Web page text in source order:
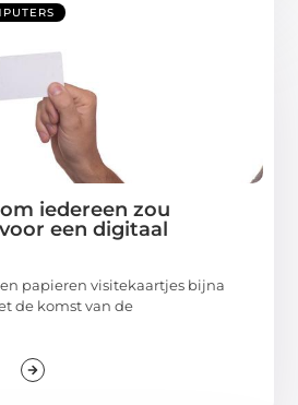
iedereen zou
een digitaal
papieren visitekaartjes bijna
de komst van de